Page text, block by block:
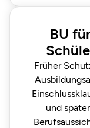
BU
Früher
und